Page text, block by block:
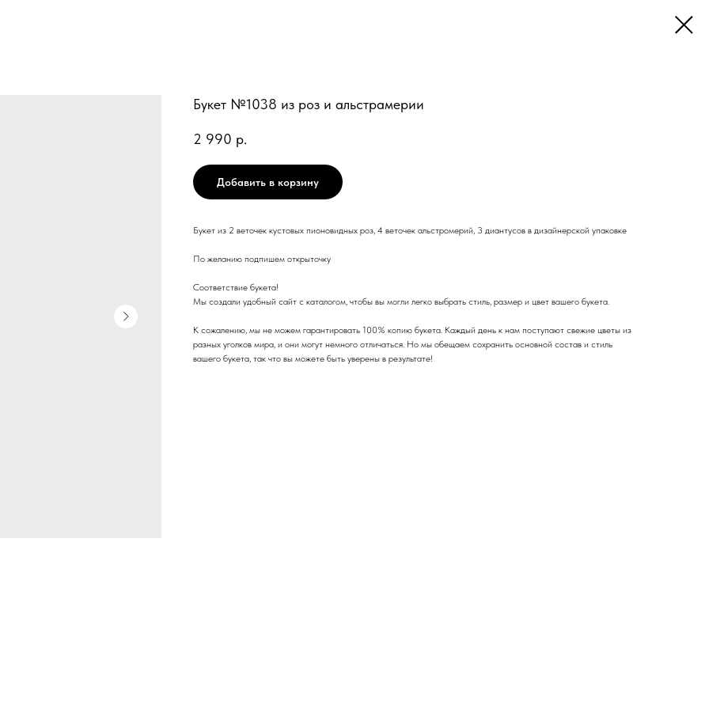
Букет №1038 из роз и альстрамерии
2 990 р.
Добавить в корзину
Букет из 2 веточек кустовых пионовидных роз, 4 веточек альстромерий, 3 диантусов в дизайнерской упаковке
По желанию подпишем открыточку
Соответствие букета!
Мы создали удобный сайт с каталогом, чтобы вы могли легко выбрать стиль, размер и цвет вашего букета.
К сожалению, мы не можем гарантировать 100% копию букета. Каждый день к нам поступают свежие цветы из
разных уголков мира, и они могут немного отличаться. Но мы обещаем сохранить основной состав и стиль
вашего букета, так что вы можете быть уверены в результате!